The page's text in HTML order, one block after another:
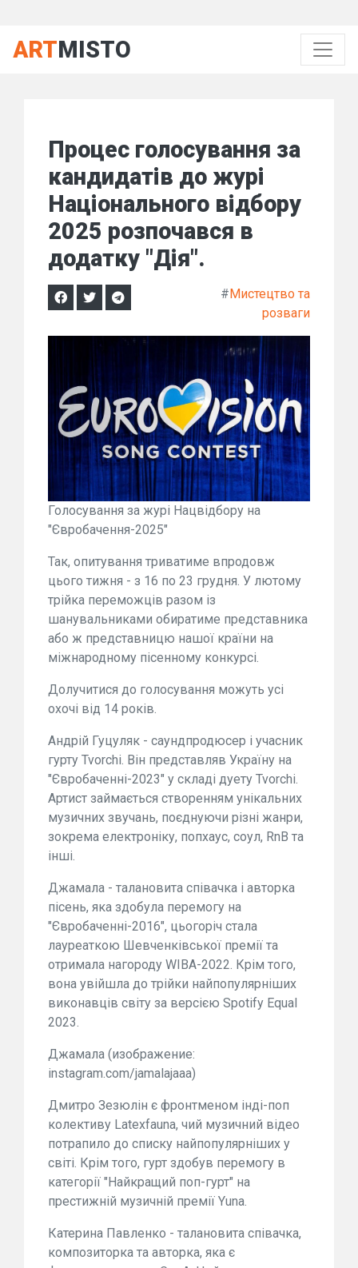
ARTMISTO
Процес голосування за
кандидатів до журі
Національного відбору
2025 розпочався в
додатку "Дія".
#Мистецтво та
розваги
Голосування за журі Нацвідбору на
"Євробачення-2025"
Так, опитування триватиме впродовж
цього тижня - з 16 по 23 грудня. У лютому
трійка переможців разом із
шанувальниками обиратиме представника
або ж представницю нашої країни на
міжнародному пісенному конкурсі.
Долучитися до голосування можуть усі
охочі від 14 років.
Андрій Гуцуляк - саундпродюсер і учасник
гурту Tvorchi. Він представляв Україну на
"Євробаченні-2023" у складі дуету Tvorchi.
Артист займається створенням унікальних
музичних звучань, поєднуючи різні жанри,
зокрема електроніку, попхаус, соул, RnB та
інші.
Джамала - талановита співачка і авторка
пісень, яка здобула перемогу на
"Євробаченні-2016", цьогоріч стала
лауреаткою Шевченківської премії та
отримала нагороду WIBA-2022. Крім того,
вона увійшла до трійки найпопулярніших
виконавців світу за версією Spotify Equal
2023.
Джамала (изображение:
instagram.com/jamalajaaa)
Дмитро Зезюлін є фронтменом інді-поп
колективу Latexfauna, чий музичний відео
потрапило до списку найпопулярніших у
світі. Крім того, гурт здобув перемогу в
категорії "Найкращий поп-гурт" на
престижній музичній премії Yuna.
Катерина Павленко - талановита співачка,
композиторка та авторка, яка є